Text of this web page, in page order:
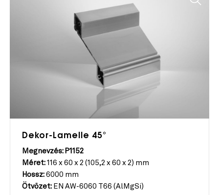
Dekor-Lamelle 45°
Megnevzés: P1152
Méret: 116 x 60 x 2 (105,2 x 60 x 2) mm
Hossz: 6000 mm
Ötvözet: EN AW-6060 T66 (AlMgSi)